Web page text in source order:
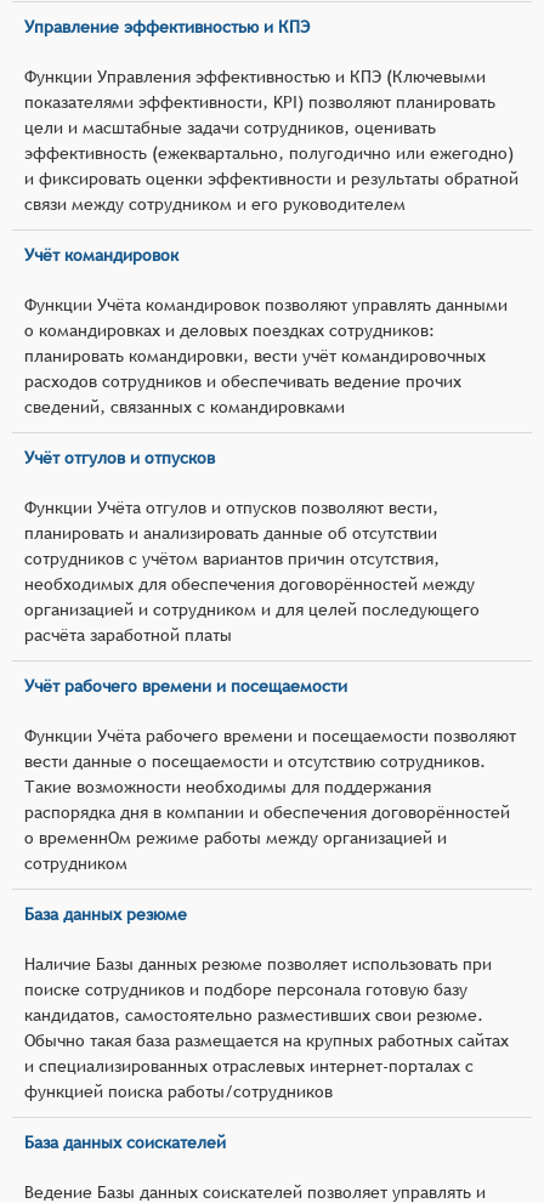
Управление эффективностью и КПЭ
Функции Управления эффективностью и КПЭ (Ключевыми
показателями эффективности, KPI) позволяют планировать
цели и масштабные задачи сотрудников, оценивать
эффективность (ежеквартально, полугодично или ежегодно)
и фиксировать оценки эффективности и результаты обратной
связи между сотрудником и его руководителем
Учёт командировок
Функции Учёта командировок позволяют управлять данными
о командировках и деловых поездках сотрудников:
планировать командировки, вести учёт командировочных
расходов сотрудников и обеспечивать ведение прочих
сведений, связанных с командировками
Учёт отгулов и отпусков
Функции Учёта отгулов и отпусков позволяют вести,
планировать и анализировать данные об отсутствии
сотрудников с учётом вариантов причин отсутствия,
необходимых для обеспечения договорённостей между
организацией и сотрудником и для целей последующего
расчёта заработной платы
Учёт рабочего времени и посещаемости
Функции Учёта рабочего времени и посещаемости позволяют
вести данные о посещаемости и отсутствию сотрудников.
Такие возможности необходимы для поддержания
распорядка дня в компании и обеспечения договорённостей
о временнОм режиме работы между организацией и
сотрудником
База данных резюме
Наличие Базы данных резюме позволяет использовать при
поиске сотрудников и подборе персонала готовую базу
кандидатов, самостоятельно разместивших свои резюме.
Обычно такая база размещается на крупных работных сайтах
и специализированных отраслевых интернет-порталах с
функцией поиска работы/сотрудников
База данных соискателей
Ведение Базы данных соискателей позволяет управлять и